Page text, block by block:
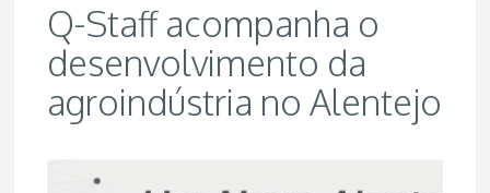
Q-Staff acompanha o
desenvolvimento da
agroindústria no Alentejo